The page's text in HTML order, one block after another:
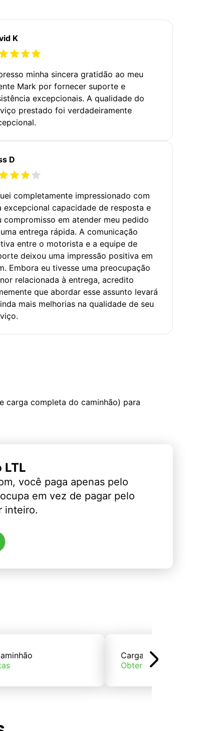
K
minha sincera gratidão ao meu
Mark por fornecer suporte e
excepcionais. A qualidade do
prestado foi verdadeiramente
D
completamente impressionado com
excepcional capacidade de resposta e
compromisso em atender meu pedido
entrega rápida. A comunicação
entre o motorista e a equipe de
deixou uma impressão positiva em
Embora eu tivesse uma preocupação
relacionada à entrega, acredito
que abordar esse assunto levará
mais melhorias na qualidade de seu
carga completa do caminhão) para
LTL
você paga apenas pelo
em vez de pagar pelo
inteiro.
Carga de trem
Obter ofertas